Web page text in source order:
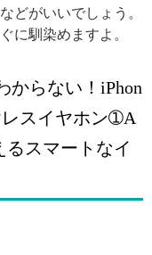
どがいいでしょう。
に馴染めますよ。
からない！iPhon
スイヤホン➀A
スマートなイ